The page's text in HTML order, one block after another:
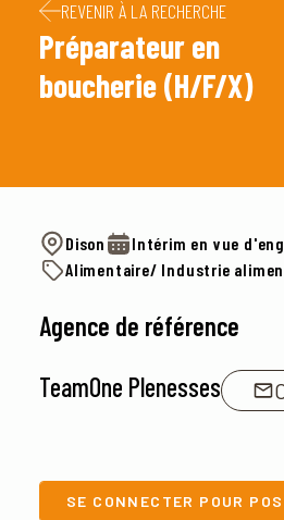
REVENIR À LA RECHERCHE
Préparateur en
boucherie (H/F/X)
Dison
Intérim en vue
Alimentaire/ Industrie
Agence de référence
TeamOne Plenesses
SE CONNECTER POUR